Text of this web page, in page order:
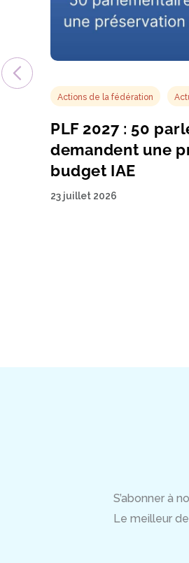
Actions de la fédération
PLF 2027 : 50
demandent une
budget IAE
23 juillet 2026
S’abonner à
Le meilleur